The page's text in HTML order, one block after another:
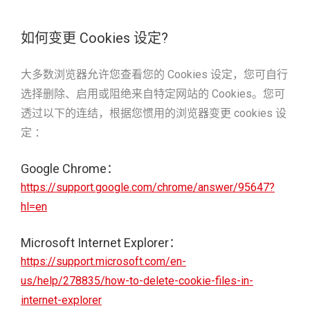
如何变更 Cookies 设定?
大多数浏览器允许您查看您的 Cookies 设定，您可自行
选择删除、启用或阻绝来自特定网站的 Cookies。您可
透过以下的连结，根据您惯用的浏览器变更 cookies 设
定 ：
Google Chrome：
https://support.google.com/chrome/answer/95647?
hl=en
Microsoft Internet Explorer：
https://support.microsoft.com/en-
us/help/278835/how-to-delete-cookie-files-in-
internet-explorer